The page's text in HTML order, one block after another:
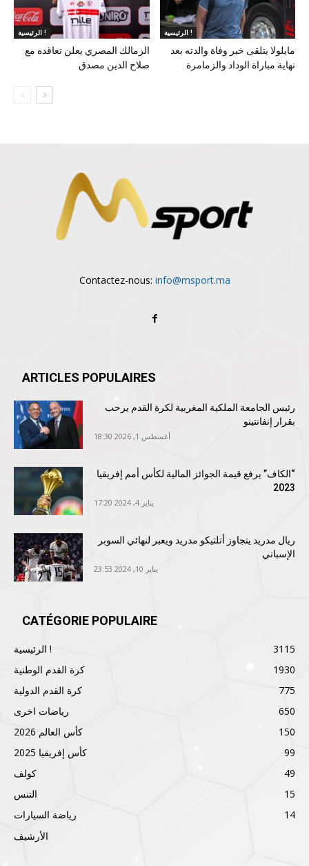
الرئيسية !
الزمالك المصري يعلن تعاقده مع
صلاح الدين مصدق
الرئيسية !
مايلولا يتلقى خبر وفاة والدته بعد
نهاية مباراة الوداد والزمامرة
Contactez-nous: info@msport.ma
ARTICLES POPULAIRES
رئيس الجامعة الملكية المغربية لكرة القدم يرحب
بقرار إنفانتينو
أغسطس 1, 2026 18:30
“الكاف” يرفع قيمة الجوائز المالية لكأس أمم إفريقيا
2023
يناير 4, 2024 17:20
ريال مدريد يتجاوز أتلتيكو مدريد ويعبر لنهائي السوبر
الإسباني
يناير 10, 2024 23:53
CATÉGORIE POPULAIRE
الرئيسية !
3115
كرة القدم الوطنية
1930
كرة القدم الدولية
775
رياضات اخرى
650
كأس العالم 2026
150
كأس إفريقيا 2025
99
كولف
49
التنس
15
رياضة السيارات
14
الأرشيف